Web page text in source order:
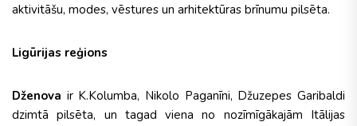
aktivitāšu, modes, vēstures un arhitektūras brīnumu pilsēta.
Ligūrijas reģions
Dženova ir K.Kolumba, Nikolo Paganīni, Džuzepes Garibaldi
dzimtā pilsēta, un tagad viena no nozīmīgākajām Itālijas